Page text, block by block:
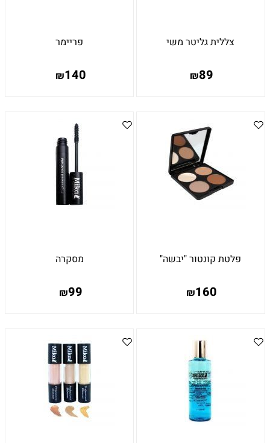
צללית גליטר משי
₪89
פריימר
₪140
פלטת קונטור "יבשה"
₪160
מסקרה
₪99